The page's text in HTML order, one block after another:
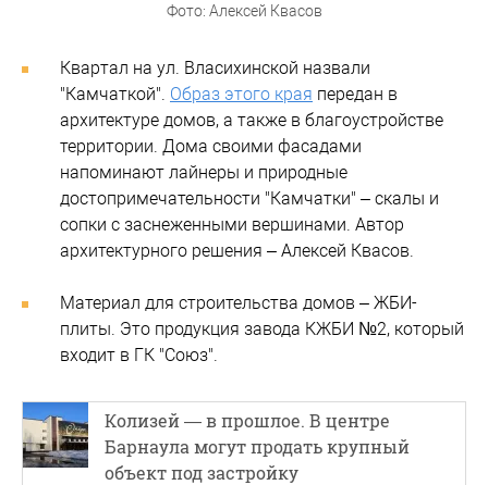
Фото: Алексей Квасов
Квартал на ул. Власихинской назвали
"Камчаткой". Образ этого края передан в
архитектуре домов, а также в благоустройстве
территории. Дома своими фасадами
напоминают лайнеры и природные
достопримечательности "Камчатки" – скалы и
сопки с заснеженными вершинами. Автор
архитектурного решения – Алексей Квасов.
Материал для строительства домов – ЖБИ-
плиты. Это продукция завода КЖБИ №2, который
входит в ГК "Союз".
Колизей — в прошлое. В центре
Барнаула могут продать крупный
объект под застройку